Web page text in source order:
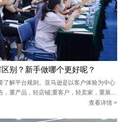
别？新手做哪个更好呢？
了解平台规则。亚马逊是以客户体验为中心
，重产品，轻店铺;重客户，轻卖家，重展...
查看详情 >